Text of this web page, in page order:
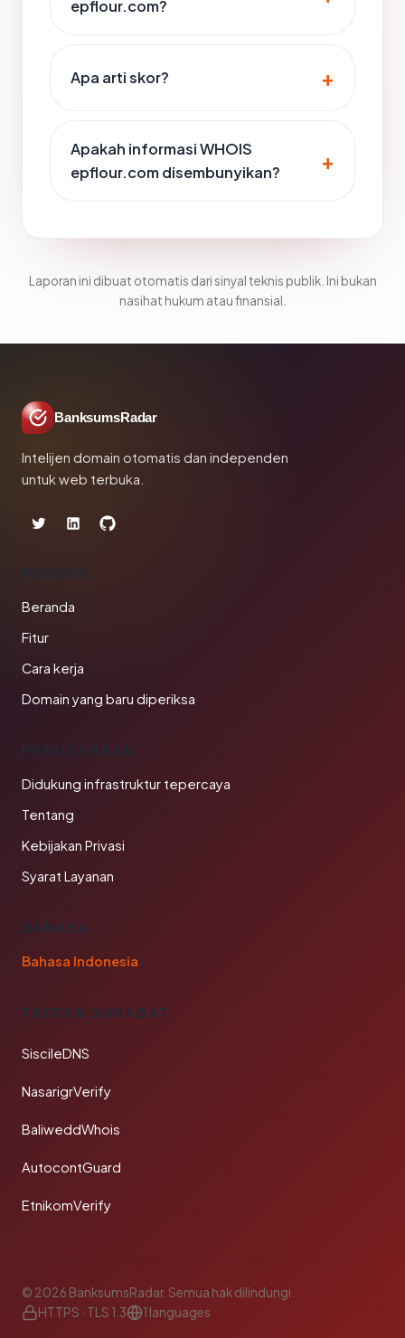
epflour.com?
Apa arti skor?
Apakah informasi WHOIS
epflour.com disembunyikan?
Laporan ini dibuat otomatis dari sinyal teknis publik. Ini bukan
nasihat hukum atau finansial.
BanksumsRadar
Intelijen domain otomatis dan independen
untuk web terbuka.
PRODUK
Beranda
Fitur
Cara kerja
Domain yang baru diperiksa
PERUSAHAAN
Didukung infrastruktur tepercaya
Tentang
Kebijakan Privasi
Syarat Layanan
BAHASA
Bahasa Indonesia
TAUTAN SAHABAT
SiscileDNS
NasarigrVerify
BaliweddWhois
AutocontGuard
EtnikomVerify
© 2026 BanksumsRadar. Semua hak dilindungi.
HTTPS · TLS 1.3
1 languages